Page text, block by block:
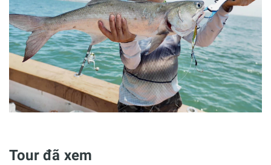
Tour đã xem